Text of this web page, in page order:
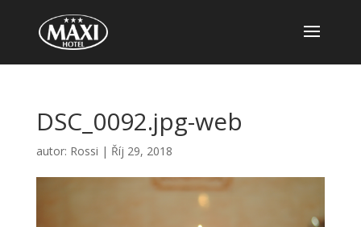
DSC_0092.jpg-web
autor: Rossi | Říj 29, 2018